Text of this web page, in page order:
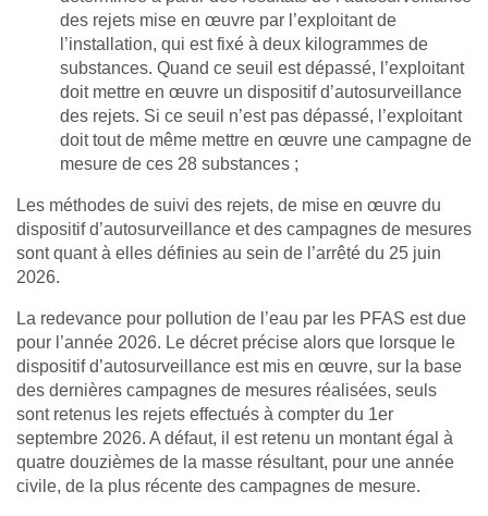
des rejets mise en œuvre par l’exploitant de
l’installation, qui est fixé à deux kilogrammes de
substances. Quand ce seuil est dépassé, l’exploitant
doit mettre en œuvre un dispositif d’autosurveillance
des rejets. Si ce seuil n’est pas dépassé, l’exploitant
doit tout de même mettre en œuvre une campagne de
mesure de ces 28 substances ;
Les méthodes de suivi des rejets, de mise en œuvre du
dispositif d’autosurveillance et des campagnes de mesures
sont quant à elles définies au sein de l’arrêté du 25 juin
2026.
La redevance pour pollution de l’eau par les PFAS est due
pour l’année 2026. Le décret précise alors que lorsque le
dispositif d’autosurveillance est mis en œuvre, sur la base
des dernières campagnes de mesures réalisées, seuls
sont retenus les rejets effectués à compter du 1er
septembre 2026. A défaut, il est retenu un montant égal à
quatre douzièmes de la masse résultant, pour une année
civile, de la plus récente des campagnes de mesure.